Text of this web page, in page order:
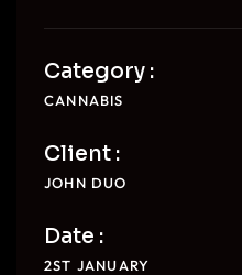
Category :
CANNABIS
Client :
JOHN DUO
Date :
2ST JANUARY